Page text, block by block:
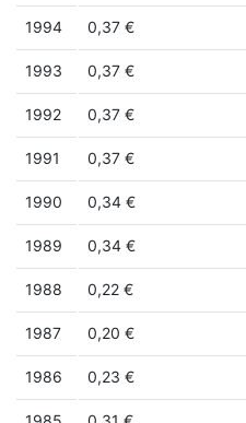
1994 0,37 €
1993 0,37 €
1992 0,37 €
1991 0,37 €
1990 0,34 €
1989 0,34 €
1988 0,22 €
1987 0,20 €
1986 0,23 €